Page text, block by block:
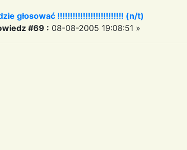
głosować !!!!!!!!!!!!!!!!!!!!!!!!!! (n/t)
#69 : 08-08-2005 19:08:51 »